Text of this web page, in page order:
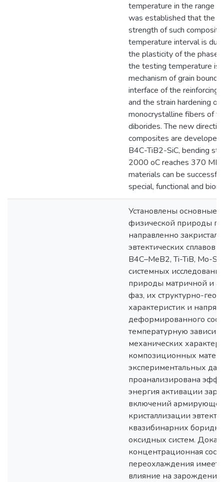
temperature in the range
was established that the
strength of such
temperature interval is
the plasticity of the phase
the testing temperature is
mechanism of grain
interface of the reinforcing
and the strain hardening of
monocrystalline fibers of
diborides. The new
composites are
B4C-TiB2-SiC, bending
2000 oC reaches 370
materials can be
special, functional and
Установлены основные
физической природы
направленно
эвтектических сплавов
B4C–MeB2, Ti-TiB, Mo-
системных
природы матричной и
фаз, их структурно-
характеристик и
деформированного
температурную
механических
композиционных
экспериментальных
проанализирована
энергия активации
включений
кристаллизации
квазибинарних
оксидных систем.
концентрационная
переохлаждения имеет
влияние на зарождение